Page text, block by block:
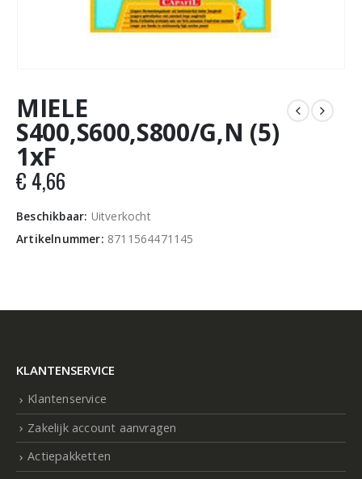
MIELE
S400,S600,S800/G,N (5)
1xF
€ 4,66
Beschikbaar: Uitverkocht
Artikelnummer: 8711564471145
KLANTENSERVICE
Klantenservice
Zakelijk account aanvragen
Actiepakketten